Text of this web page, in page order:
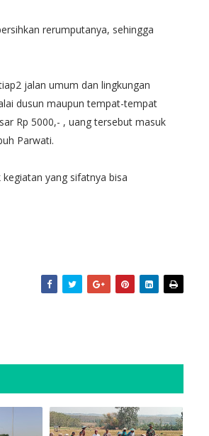
rerumputanya, sehingga
jalan umum dan lingkungan
dusun maupun tempat-tempat
Rp 5000,- , uang tersebut masuk
Parwati.
yang sifatnya bisa